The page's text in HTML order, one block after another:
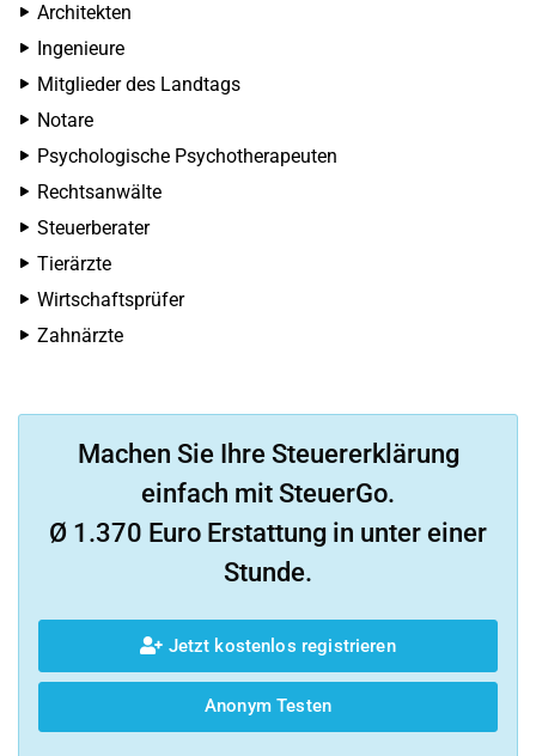
Architekten
Ingenieure
Mitglieder des Landtags
Notare
Psychologische Psychotherapeuten
Rechtsanwälte
Steuerberater
Tierärzte
Wirtschaftsprüfer
Zahnärzte
Machen Sie Ihre Steuererklärung
einfach mit SteuerGo.
Ø 1.370 Euro Erstattung in unter einer
Stunde.
Jetzt kostenlos registrieren
Anonym Testen